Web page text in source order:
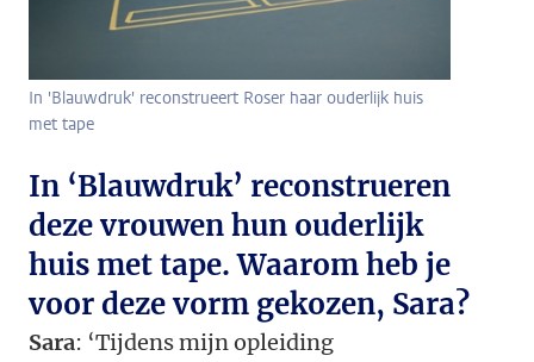
In 'Blauwdruk' reconstrueert Roser haar ouderlijk huis
met tape
In ‘Blauwdruk’ reconstrueren
deze vrouwen hun ouderlijk
huis met tape. Waarom heb je
voor deze vorm gekozen, Sara?
Sara: ‘Tijdens mijn opleiding